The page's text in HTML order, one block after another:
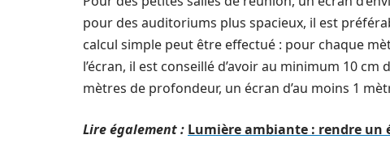
pour des auditoriums plus spacieux, il est
calcul simple peut être effectué : pour chaque
l’écran, il est conseillé d’avoir au minimum 10
mètres de profondeur, un écran d’au moins 1
Lire également : Lumière ambiante : rendre un